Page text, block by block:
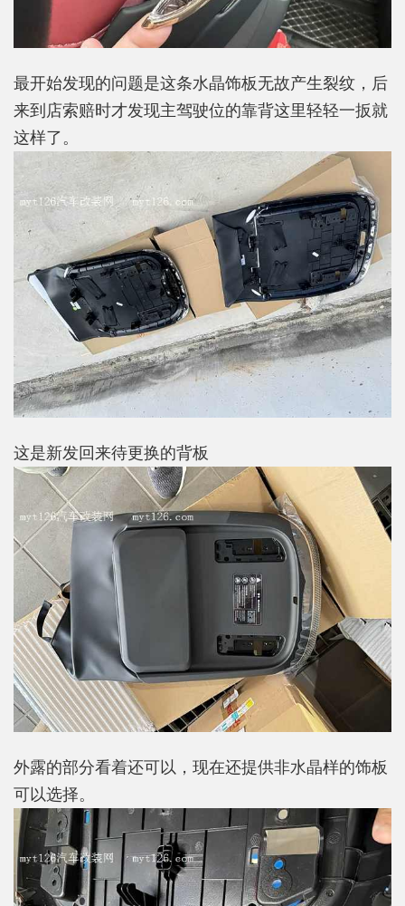
最开始发现的问题是这条水晶饰板无故产生裂纹，后
来到店索赔时才发现主驾驶位的靠背这里轻轻一扳就
这样了。
这是新发回来待更换的背板
外露的部分看着还可以，现在还提供非水晶样的饰板
可以选择。